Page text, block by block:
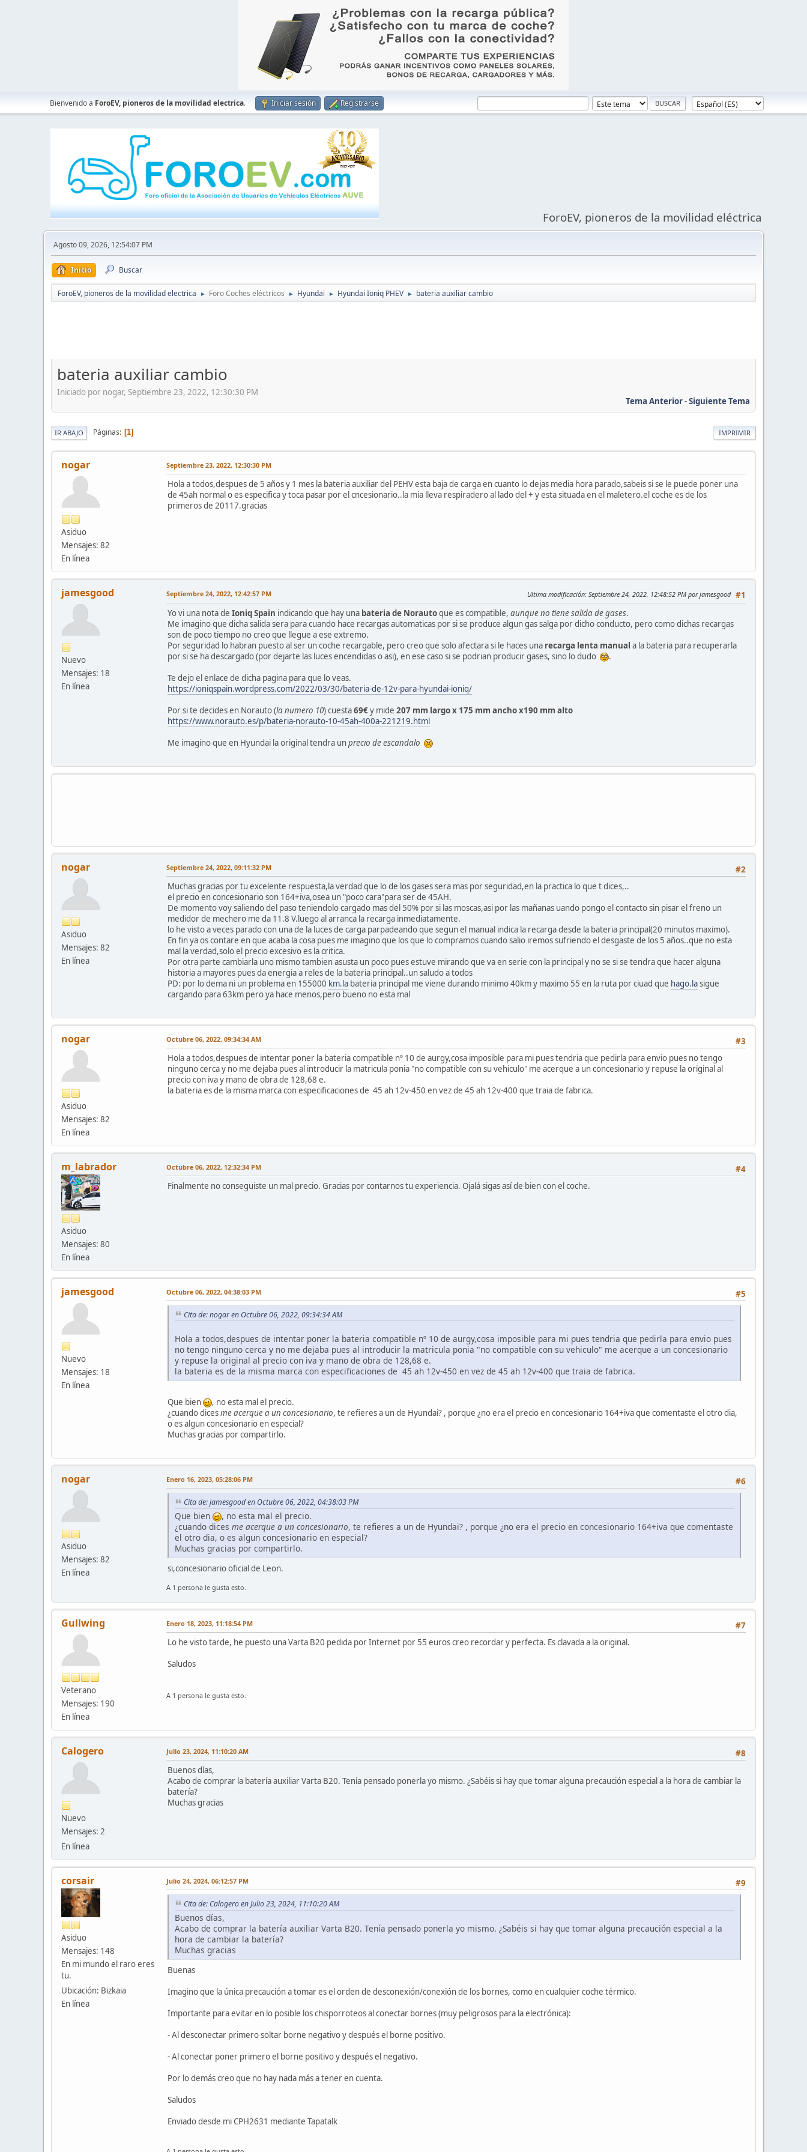
Bienvenido a ForoEV, pioneros de la movilidad electrica. Iniciar sesión Registrarse
ForoEV, pioneros de la movilidad eléctrica
Agosto 09, 2026, 12:54:07 PM
Inicio Buscar
ForoEV, pioneros de la movilidad electrica ► Foro Coches eléctricos ► Hyundai ► Hyundai Ioniq PHEV ► bateria auxiliar cambio
bateria auxiliar cambio
Iniciado por nogar, Septiembre 23, 2022, 12:30:30 PM
Tema Anterior-Siguiente Tema
IMPRIMIR
IR ABAJO Páginas 1
nogar
Asiduo
Mensajes: 82
En línea
Septiembre 23, 2022, 12:30:30 PM
Hola a todos,despues de 5 años y 1 mes la bateria auxiliar del PEHV esta baja de carga en cuanto lo dejas media hora parado,sabeis si se le puede poner una
de 45ah normal o es especifica y toca pasar por el cncesionario..la mia lleva respiradero al lado del + y esta situada en el maletero.el coche es de los
primeros de 20117.gracias
jamesgood
Nuevo
Mensajes: 18
En línea
#1
Septiembre 24, 2022, 12:42:57 PM Ultima modificación: Septiembre 24, 2022, 12:48:52 PM por jamesgood
Yo vi una nota de Ioniq Spain indicando que hay una bateria de Norautoque es compatible, aunque no tiene salida de gases.
Me imagino que dicha salida sera para cuando hace recargas automaticas por si se produce algun gas salga por dicho conducto, pero como dichas recargas
son de poco tiempo no creo que llegue a ese extremo.
Por seguridad lo habran puesto al ser un coche recargable, pero creo que solo afectara si le haces una recarga lenta manual a la bateria para recuperarla
por si se ha descargado (por dejarte las luces encendidas o asi), en ese caso si se podrian producir gases, sino lo dudo
.
Te dejo el enlace de dicha pagina para que lo veas.
https://ioniqspain.wordpress.com/2022/03/30/bateria-de-12v-para-hyundai-ioniq/
Por si te decides en Norauto (la numero 10) cuesta69€y mide 207 mm largo x 175 mm ancho x190 mm alto
https://www.norauto.es/p/bateria-norauto-10-45ah-400a-221219.html
Me imagino que en Hyundai la original tendra unprecio de escandalo
nogar
Asiduo
Mensajes: 82
En línea
#2
Septiembre 24, 2022, 09:11:32 PM
Muchas gracias por tu excelente respuesta,la verdad que lo de los gases sera mas por seguridad,en la practica lo que t dices,..
el precio en concesionario son 164+iva,osea un "poco cara"para ser de 45AH.
De momento voy saliendo del paso teniendolo cargado mas del 50% por si las moscas,asi por las mañanas uando pongo el contacto sin pisar el freno un
medidor de mechero me da 11.8 V.luego al arranca la recarga inmediatamente.
lo he visto a veces parado con una de la luces de carga parpadeando que segun el manual indica la recarga desde la bateria principal(20 minutos maximo).
En fin ya os contare en que acaba la cosa pues me imagino que los que lo compramos cuando salio iremos sufriendo el desgaste de los 5 años..que no esta
mal la verdad,solo el precio excesivo es la critica.
Por otra parte cambiarla uno mismo tambien asusta un poco pues estuve mirando que va en serie con la principal y no se si se tendra que hacer alguna
historia a mayores pues da energia a reles de la bateria principal..un saludo a todos
PD: por lo dema ni un problema en 155000 km.la bateria principal me viene durando minimo 40km y maximo 55 en la ruta por ciuad que hago.lasigue
cargando para 63km pero ya hace menos,pero bueno no esta mal
nogar
Asiduo
Mensajes: 82
En línea
#3
Octubre 06, 2022, 09:34:34 AM
Hola a todos,despues de intentar poner la bateria compatible nº 10 de aurgy,cosa imposible para mi pues tendria que pedirla para envio pues no tengo
ninguno cerca y no me dejaba pues al introducir la matricula ponia "no compatible con su vehiculo" me acerque a un concesionario y repuse la original al
precio con iva y mano de obra de 128,68 e.
la bateria es de la misma marca con especificaciones de 45 ah 12v-450 en vez de 45 ah 12v-400 que traia de fabrica.
m_labrador
Asiduo
Mensajes: 80
En línea
#4
Octubre 06, 2022, 12:32:34 PM
Finalmente no conseguiste un mal precio. Gracias por contarnos tu experiencia. Ojalá sigas así de bien con el coche.
jamesgood
Nuevo
Mensajes: 18
En línea
#5
Octubre 06, 2022, 04:38:03 PM
Cita de: nogar en Octubre 06, 2022, 09:34:34 AM
Hola a todos,despues de intentar poner la bateria compatible nº 10 de aurgy,cosa imposible para mi pues tendria que pedirla para envio pues
no tengo ninguno cerca y no me dejaba pues al introducir la matricula ponia "no compatible con su vehiculo" me acerque a un concesionario
y repuse la original al precio con iva y mano de obra de 128,68 e.
la bateria es de la misma marca con especificaciones de 45 ah 12v-450 en vez de 45 ah 12v-400 que traia de fabrica.
Que bien
, no esta mal el precio.
¿cuando dicesme acerque a un concesionario, te refieres a un de Hyundai? , porque ¿no era el precio en concesionario 164+iva que comentaste el otro dia,
o es algun concesionario en especial?
Muchas gracias por compartirlo.
nogar
Asiduo
Mensajes: 82
En línea
#6
Enero 16, 2023, 05:28:06 PM
Cita de: jamesgood en Octubre 06, 2022, 04:38:03 PM
Que bien
, no esta mal el precio.
¿cuando dices me acerque a un concesionario, te refieres a un de Hyundai? , porque ¿no era el precio en concesionario 164+iva que comentaste
el otro dia, o es algun concesionario en especial?
Muchas gracias por compartirlo.
si,concesionario oficial de Leon.
A 1 persona le gusta esto.
Gullwing
Veterano
Mensajes: 190
En línea
#7
Enero 18, 2023, 11:18:54 PM
Lo he visto tarde, he puesto una Varta B20 pedida por Internet por 55 euros creo recordar y perfecta. Es clavada a la original.
Saludos
A 1 persona le gusta esto.
Calogero
Nuevo
Mensajes: 2
En línea
#8
Julio 23, 2024, 11:10:20 AM
Buenos días,
Acabo de comprar la batería auxiliar Varta B20. Tenía pensado ponerla yo mismo. ¿Sabéis si hay que tomar alguna precaución especial a la hora de cambiar la
batería?
Muchas gracias
corsair
Asiduo
Mensajes: 148
En mi mundo el raro eres
tu.
Ubicación: Bizkaia
En línea
#9
Julio 24, 2024, 06:12:57 PM
Cita de: Calogero en Julio 23, 2024, 11:10:20 AM
Buenos días,
Acabo de comprar la batería auxiliar Varta B20. Tenía pensado ponerla yo mismo. ¿Sabéis si hay que tomar alguna precaución especial a la
hora de cambiar la batería?
Muchas gracias
Buenas
Imagino que la única precaución a tomar es el orden de desconexión/conexión de los bornes, como en cualquier coche térmico.
Importante para evitar en lo posible los chisporroteos al conectar bornes (muy peligrosos para la electrónica):
- Al desconectar primero soltar borne negativo y después el borne positivo.
- Al conectar poner primero el borne positivo y después el negativo.
Por lo demás creo que no hay nada más a tener en cuenta.
Saludos
Enviado desde mi CPH2631 mediante Tapatalk